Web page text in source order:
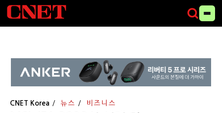
CNET Korea 뉴스 비즈니스